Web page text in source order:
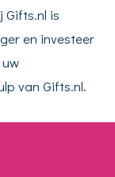
Gifts.nl is
en investeer
van Gifts.nl.